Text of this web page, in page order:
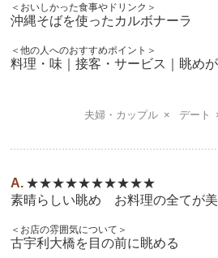
＜おいしかった食事やドリンク＞
沖縄そばを使ったカルボナーラ
＜他の人へのおすすめポイント＞
料理・味｜接客・サービス｜眺め
夫婦・カップル
デート
★★★★★★★★★★
素晴らしい眺め お料理の全てが
＜お店の雰囲気について＞
古宇利大橋を目の前に眺める